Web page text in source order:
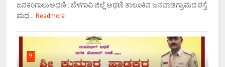
ಜನಕಂಗಾಲುಅಥಣಿ : ಬೆಳಗಾವಿ ಜಿಲ್ಲೆ ಅಥಣಿ ತಾಲೂಕಿನ ಜನವಾಡಗ್ರಾಮದ ರಸ್ತೆ
ಮಧ...
Readmore
9